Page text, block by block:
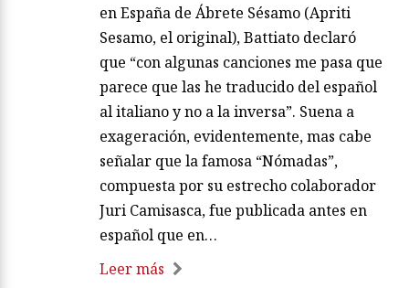
en España de Ábrete Sésamo (Apriti
Sesamo, el original), Battiato declaró
que “con algunas canciones me pasa que
parece que las he traducido del español
al italiano y no a la inversa”. Suena a
exageración, evidentemente, mas cabe
señalar que la famosa “Nómadas”,
compuesta por su estrecho colaborador
Juri Camisasca, fue publicada antes en
español que en…
Leer más